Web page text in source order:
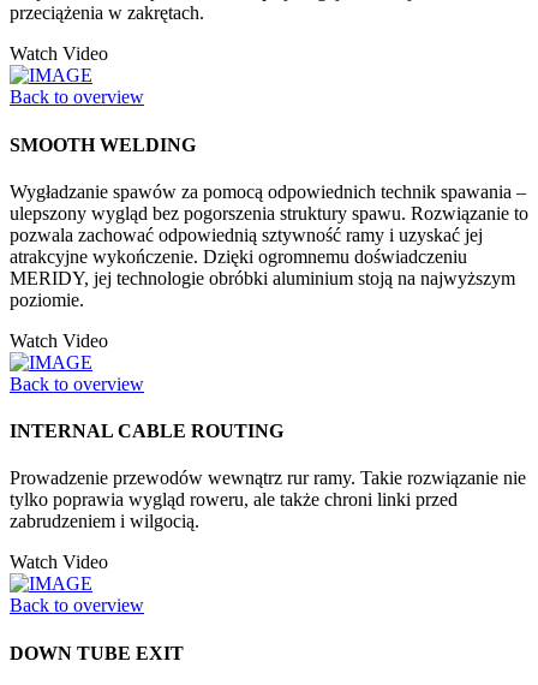
przeciążenia w zakrętach.
Watch Video
Back to overview
SMOOTH WELDING
Wygładzanie spawów za pomocą odpowiednich technik spawania –
ulepszony wygląd bez pogorszenia struktury spawu. Rozwiązanie to
pozwala zachować odpowiednią sztywność ramy i uzyskać jej
atrakcyjne wykończenie. Dzięki ogromnemu doświadczeniu
MERIDY, jej technologie obróbki aluminium stoją na najwyższym
poziomie.
Watch Video
Back to overview
INTERNAL CABLE ROUTING
Prowadzenie przewodów wewnątrz rur ramy. Takie rozwiązanie nie
tylko poprawia wygląd roweru, ale także chroni linki przed
zabrudzeniem i wilgocią.
Watch Video
Back to overview
DOWN TUBE EXIT